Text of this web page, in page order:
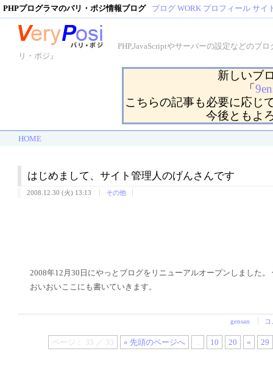
PHPプログラマのバリ・ポジ情報ブログ ブログ WORK プロフィール サイ
PHP,JavaScriptやサーバーの設定などのプ
リ・ポジ』
新しいブ
「
こちらの記事も必要に応じ
今後ともよ
HOME
はじめまして、サイト管理人のげんさんです
2008.12.30 (火) 13:13 その他
2008年12月30日にやっとブログをリニューアルオープンしました
おいおいここにも書いていきます。
gensan
ページ： 33 ／ 33 « 先頭のページへ 10 20 « 29